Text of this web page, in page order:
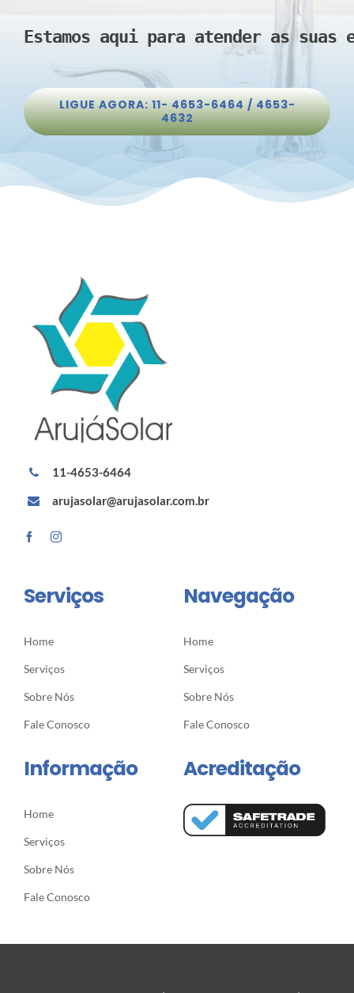
Estamos aqui para atender as
LIGUE AGORA: 11- 4653-6464 / 4653-
4632
11-4653-6464
arujasolar@arujasolar.com.br
Serviços
Home
Serviços
Sobre Nós
Fale Conosco
Navegação
Home
Serviços
Sobre Nós
Fale Conosco
Informação
Home
Serviços
Sobre Nós
Fale Conosco
Acreditação